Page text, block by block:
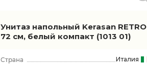
Унитаз напольный Kerasan RETRO
72 см, белый компакт (1013 01)
Италия